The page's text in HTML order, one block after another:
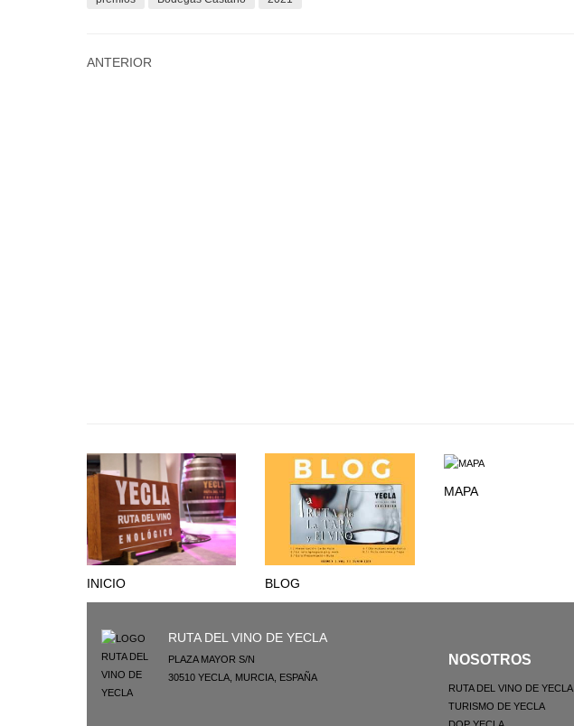
ANTERIOR
INICIO BLOG
MAPA
RUTA DEL VINO DE YECLA
PLAZA MAYOR S/N
30510 YECLA MURCIA ESPAÑA
NOSOTROS
RUTA DEL VINO DE YECLA
TURISMO DE YECLA